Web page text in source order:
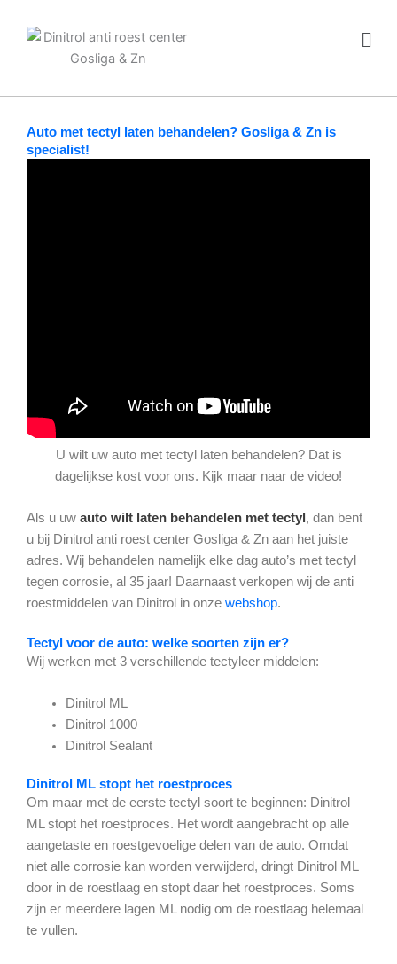
Auto met tectyl laten behandelen? Gosliga & Zn is
specialist!
U wilt uw auto met tectyl laten behandelen? Dat is
dagelijkse kost voor ons. Kijk maar naar de video!
Als u uw auto wilt laten behandelen met tectyl , dan bent
u bij Dinitrol anti roest center Gosliga & Zn aan het juiste
adres. Wij behandelen namelijk elke dag auto’s met tectyl
tegen corrosie, al 35 jaar! Daarnaast verkopen wij de anti
roestmiddelen van Dinitrol in onze webshop.
Tectyl voor de auto: welke soorten zijn er?
Wij werken met 3 verschillende tectyleer middelen:
Dinitrol ML
Dinitrol 1000
Dinitrol Sealant
Dinitrol ML stopt het roestproces
Om maar met de eerste tectyl soort te beginnen: Dinitrol
ML stopt het roestproces. Het wordt aangebracht op alle
aangetaste en roestgevoelige delen van de auto. Omdat
niet alle corrosie kan worden verwijderd, dringt Dinitrol ML
door in de roestlaag en stopt daar het roestproces. Soms
zijn er meerdere lagen ML nodig om de roestlaag helemaal
te vullen.